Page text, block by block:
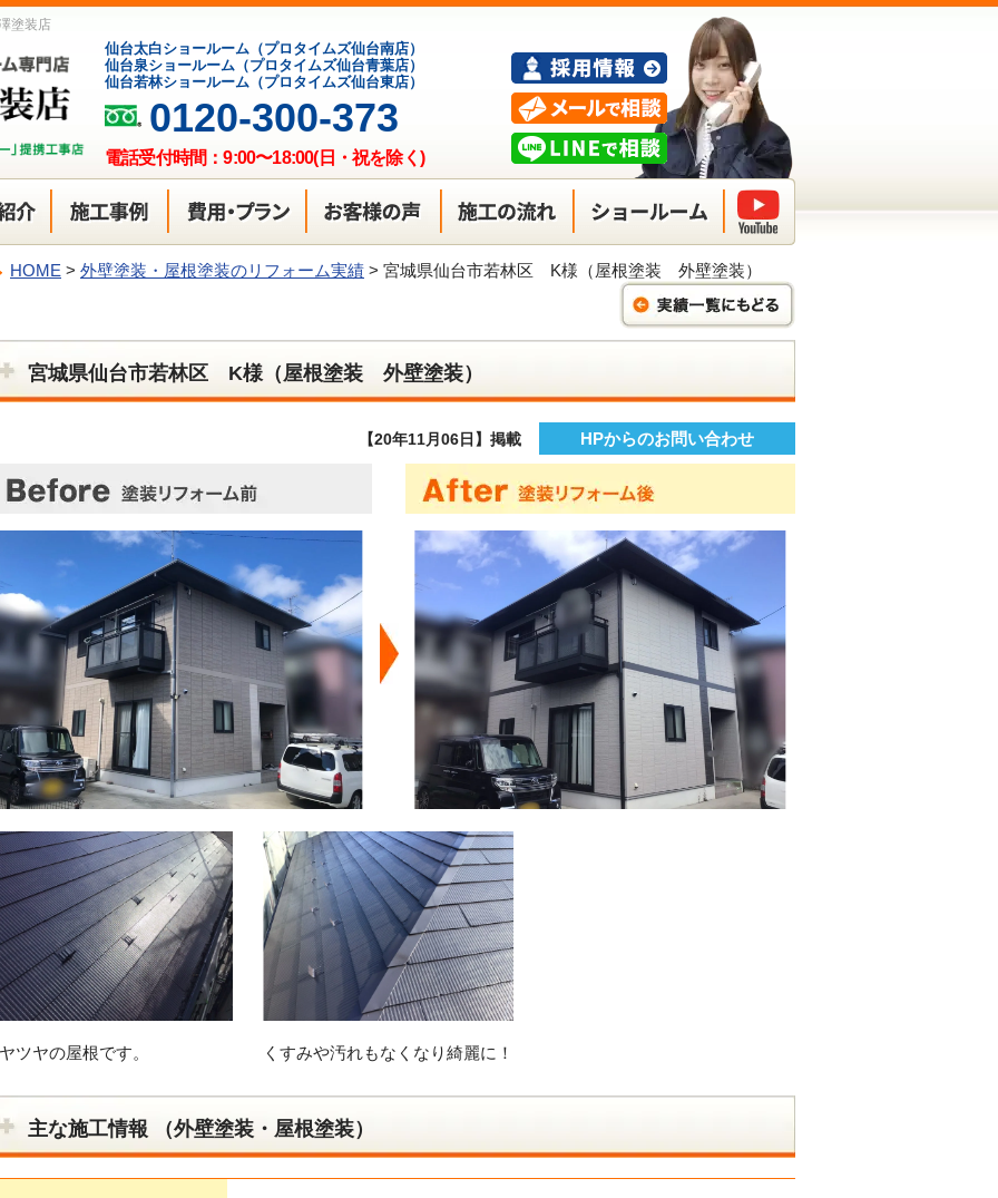
塗装店
仙台太白ショールーム（プロタイムズ仙台南店）
仙台泉ショールーム（プロタイムズ仙台青葉店）
仙台若林ショールーム（プロタイムズ仙台東店）
0120-300-373
電話受付時間：9:00〜18:00(日・祝を除く)
HOME > 外壁塗装・屋根塗装のリフォーム実績 > 宮城県仙台市若林区 K様（屋根塗装 外壁塗装）
宮城県仙台市若林区 K様（屋根塗装 外壁塗装）
【20年11月06日】掲載 HPからのお問い合わせ
ツヤの屋根です。 くすみや汚れもなくなり綺麗に！
主な施工情報 （外壁塗装・屋根塗装）